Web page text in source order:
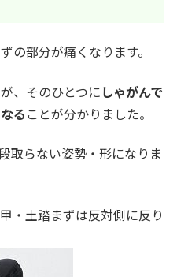
の部分が痛くなります。
、そのひとつにしゃがんで
る ことが分かりました。
取らない姿勢・形になりま
・土踏まずは反対側に反り